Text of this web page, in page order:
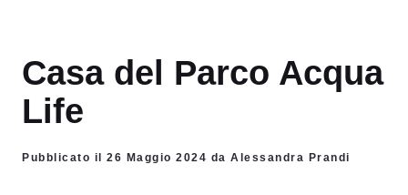
Casa del Parco Acqua
Life
Pubblicato il 26 Maggio 2024 da Alessandra Prandi